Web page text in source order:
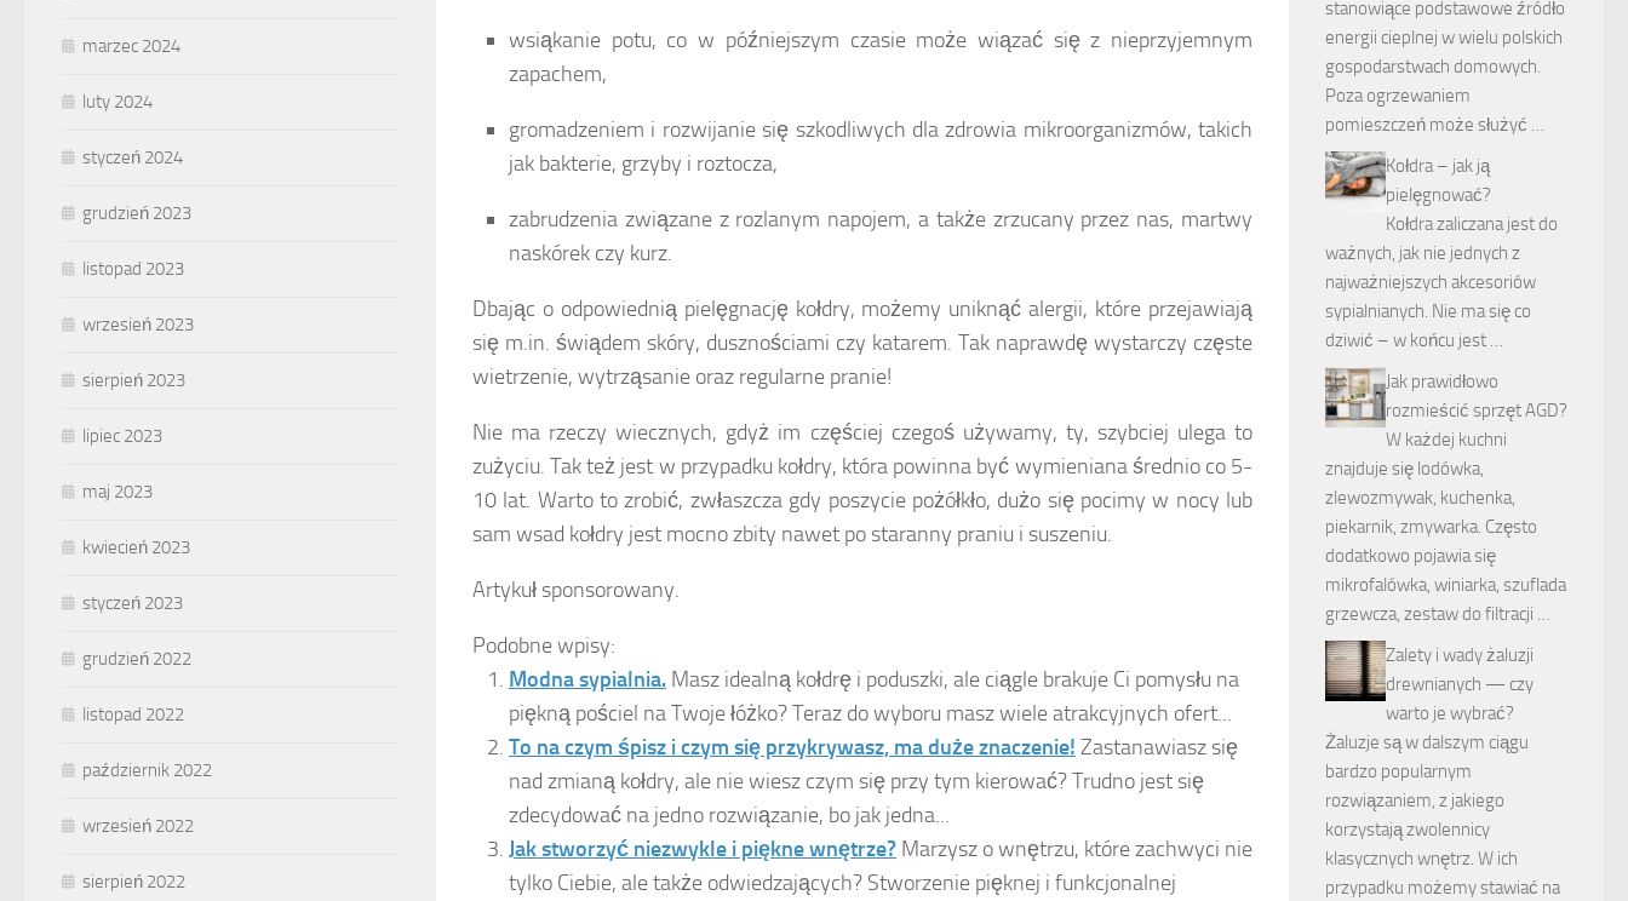
wsiąkanie potu, co w późniejszym czasie może wiązać się z nieprzyjemnym
zapachem,
gromadzeniem i rozwijanie się szkodliwych dla zdrowia mikroorganizmów, takich
jak bakterie, grzyby i roztocza,
zabrudzenia związane z rozlanym napojem, a także zrzucany przez nas, martwy
naskórek czy kurz.
Dbając o odpowiednią pielęgnację kołdry, możemy uniknąć alergii, które przejawiają
się m.in. świądem skóry, dusznościami czy katarem. Tak naprawdę wystarczy częste
wietrzenie, wytrząsanie oraz regularne pranie!
Nie ma rzeczy wiecznych, gdyż im częściej czegoś używamy, ty, szybciej ulega to
zużyciu. Tak też jest w przypadku kołdry, która powinna być wymieniana średnio co 5-
10 lat. Warto to zrobić, zwłaszcza gdy poszycie pożółkło, dużo się pocimy w nocy lub
sam wsad kołdry jest mocno zbity nawet po staranny praniu i suszeniu.
Artykuł sponsorowany.
Podobne wpisy:
Modna sypialnia. Masz idealną kołdrę i poduszki, ale ciągle brakuje Ci pomysłu na
piękną pościel na Twoje łóżko? Teraz do wyboru masz wiele atrakcyjnych ofert...
To na czym śpisz i czym się przykrywasz, ma duże znaczenie! Zastanawiasz się
nad zmianą kołdry, ale nie wiesz czym się przy tym kierować? Trudno jest się
zdecydować na jedno rozwiązanie, bo jak jedna...
Jak stworzyć niezwykle i piękne wnętrze? Marzysz o wnętrzu, które zachwyci nie
tylko Ciebie, ale także odwiedzających? Stworzenie pięknej i funkcjonalnej
marzec 2024
luty 2024
styczeń 2024
grudzień 2023
listopad 2023
wrzesień 2023
sierpień 2023
lipiec 2023
maj 2023
kwiecień 2023
styczeń 2023
grudzień 2022
listopad 2022
październik 2022
wrzesień 2022
sierpień 2022
stanowiące podstawowe źródło
energii cieplnej w wielu polskich
gospodarstwach domowych.
Poza ogrzewaniem
pomieszczeń może służyć …
Kołdra – jak ją
pielęgnować?
Kołdra zaliczana jest do
ważnych, jak nie jednych z
najważniejszych akcesoriów
sypialnianych. Nie ma się co
dziwić – w końcu jest …
Jak prawidłowo
rozmieścić sprzęt AGD?
W każdej kuchni
znajduje się lodówka,
zlewozmywak, kuchenka,
piekarnik, zmywarka. Często
dodatkowo pojawia się
mikrofalówka, winiarka, szuflada
grzewcza, zestaw do filtracji …
Zalety i wady żaluzji
drewnianych — czy
warto je wybrać?
Żaluzje są w dalszym ciągu
bardzo popularnym
rozwiązaniem, z jakiego
korzystają zwolennicy
klasycznych wnętrz. W ich
przypadku możemy stawiać na